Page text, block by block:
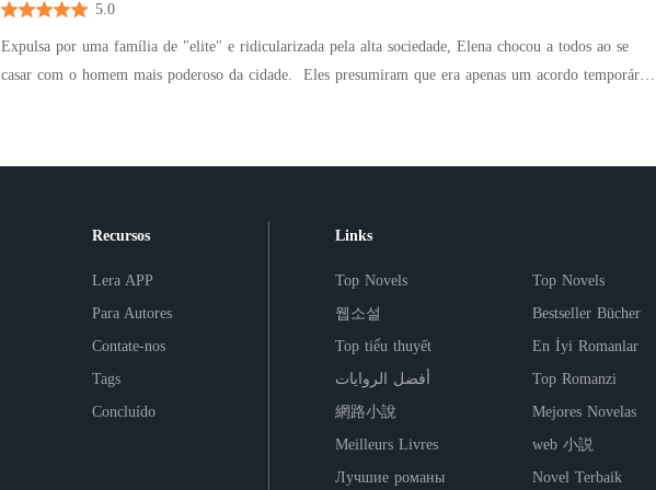
5.0
Expulsa por uma família de "elite" e ridicularizada pela alta sociedade, Elena chocou a todos ao se
casar com o homem mais poderoso da cidade. Eles presumiram que era apenas um acordo temporário,
Quando uma renomada marca de luxo publicou a foto de sua herdeira perdida, todos se perguntaram:
"Por que ela se parecia tanto com Elena?"
Recursos
Lera APP
Para Autores
Contate-nos
Tags
Concluído
Links
Top Novels
Top Novels
웹소설
Bestseller Bücher
Top tiểu thuyết
En İyi Romanlar
أفضل الروايات
Top Romanzi
網路小說
Mejores Novelas
Meilleurs Livres
web 小説
Лучшие романы
Novel Terbaik